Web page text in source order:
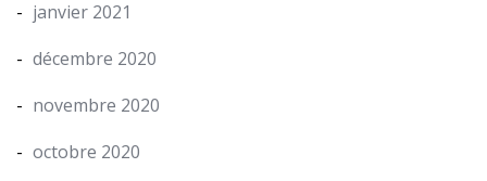
janvier 2021
décembre 2020
novembre 2020
octobre 2020